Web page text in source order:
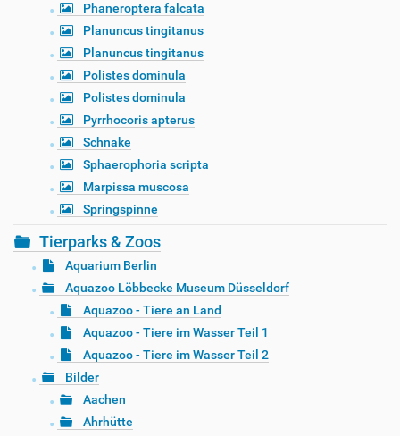
Phaneroptera falcata
Planuncus tingitanus
Planuncus tingitanus
Polistes dominula
Polistes dominula
Pyrrhocoris apterus
Schnake
Sphaerophoria scripta
Marpissa muscosa
Springspinne
Tierparks & Zoos
Aquarium Berlin
Aquazoo Löbbecke Museum Düsseldorf
Aquazoo - Tiere an Land
Aquazoo - Tiere im Wasser Teil 1
Aquazoo - Tiere im Wasser Teil 2
Bilder
Aachen
Ahrhütte